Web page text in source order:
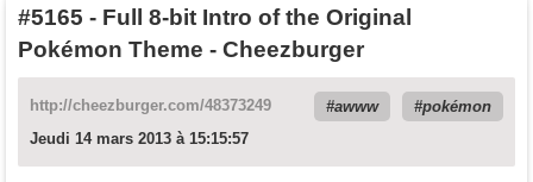
#5165 - Full 8-bit Intro of the Original
Pokémon Theme - Cheezburger
http://cheezburger.com/48373249 awww
pokémon
Jeudi 14 mars 2013 à 15:15:57